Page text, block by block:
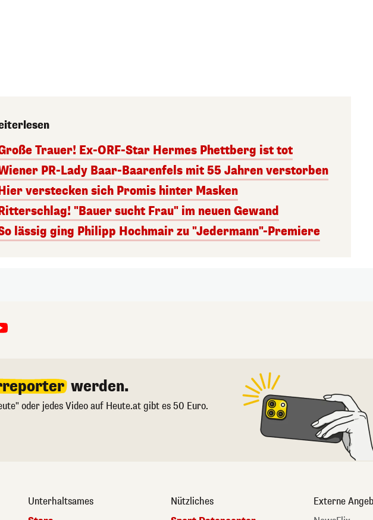
Trauer! Ex-ORF-Star Hermes Phettberg ist tot
PR-Lady Baar-Baarenfels mit 55 Jahren verstorben
verstecken sich Promis hinter Masken
"Bauer sucht Frau" im neuen Gewand
lässig ging Philipp Hochmair zu "Jedermann"-Premiere
werden.
oder jedes Video auf Heute.at gibt es 50 Euro.
Unterhaltsames
Nützliches
Externe